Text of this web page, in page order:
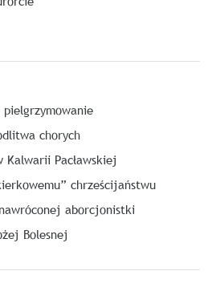
pielgrzymowanie
chorych
Kalwarii Pacławskiej
chrześcijaństwu
aborcjonistki
Bolesnej